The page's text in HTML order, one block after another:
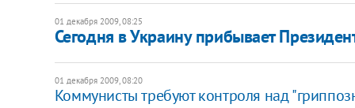
01 декабря 2009, 08:25
Сегодня в Украину прибывает
01 декабря 2009, 08:20
Коммунисты требуют контроля над